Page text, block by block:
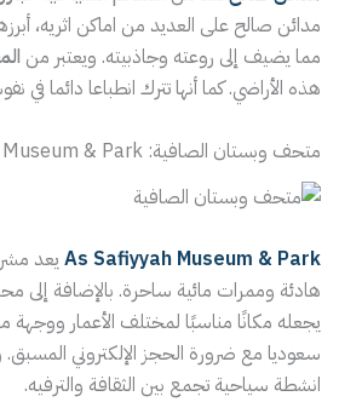
مدائن صالح على العديد من اماكن اثريه،
مما يضيف إلى روعته وجاذبيته. ويعتبر من
هذه الأراضي. كما أنها تترك انطباعا دائما
متحف وبستان الصافية: As Safiyyah Museum & Park
As Safiyyah Museum & Park يعد
هادئة وممرات مائية ساحرة. بالإضافة إلى
يجعله مكانًا مناسبًا لمختلف الأعمار ووجهة
سعوديا مع ضرورة الحجز الإلكتروني
انشطة سياحية تجمع بين الثقافة والترفيه.